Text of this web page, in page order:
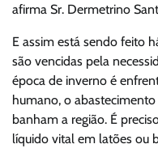
afirma Sr. Dermetrino
E assim está sendo feito
são vencidas pela
época de inverno é
humano, o
banham a região. É
líquido vital em latões ou